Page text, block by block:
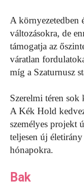
A környezetedben
változásokra, de
támogatja az
váratlan
míg a Szaturnusz
Szerelmi téren
A Kék Hold
személyes projekt
teljesen új
hónapokra.
Bak